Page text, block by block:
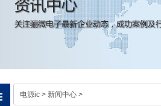
电源ic > 新闻中心 >